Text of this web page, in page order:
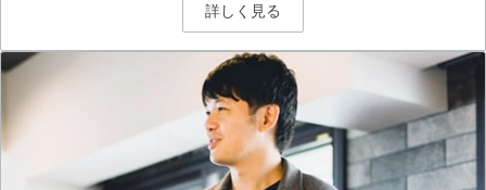
詳しく見る